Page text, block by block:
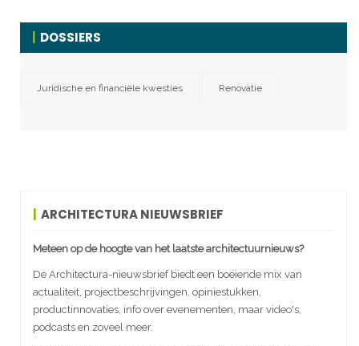
DOSSIERS
Juridische en financiële kwesties Renovatie
ARCHITECTURA NIEUWSBRIEF
Meteen op de hoogte van het laatste architectuurnieuws?
De Architectura-nieuwsbrief biedt een boeiende mix van
actualiteit, projectbeschrijvingen, opiniestukken,
productinnovaties, info over evenementen, maar video's,
podcasts en zoveel meer.